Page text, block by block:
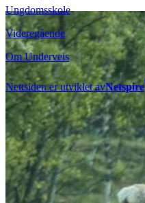
Ungdomsskole
Videregående
Om Underveis
Nettsiden er utviklet avNetspire